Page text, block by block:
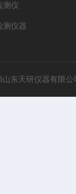
测仪
测仪器
山东天研仪器有限